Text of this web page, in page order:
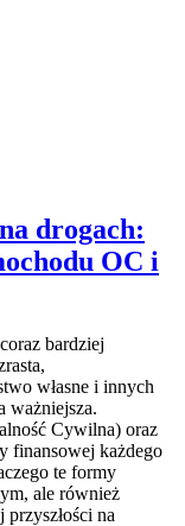
drogach:
OC i
bardziej
własne i innych
ważniejsza.
Cywilna) oraz
finansowej każdego
te formy
ale również
na